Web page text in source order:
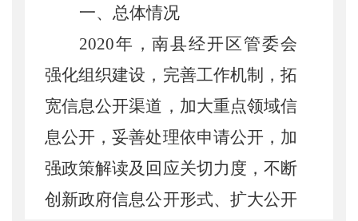
一、总体情况
2020年，南县经开区管委会
强化组织建设，完善工作机制，拓
宽信息公开渠道，加大重点领域信
息公开，妥善处理依申请公开，加
强政策解读及回应关切力度，不断
创新政府信息公开形式、扩大公开